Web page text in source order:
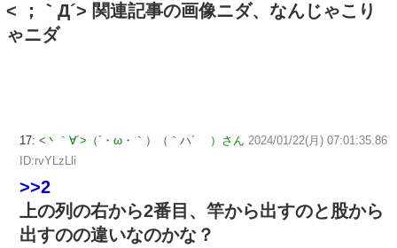
< ；｀Д´> 関連記事の画像ニダ、なんじゃこり
ゃニダ
17: <丶｀∀´>（´・ω・｀）（｀ハ´ ）さん 2024/01/22(月) 07:01:35.86
ID:rvYLzLli
>>2
上の列の右から2番目、竿から出すのと股から
出すのの違いなのかな？